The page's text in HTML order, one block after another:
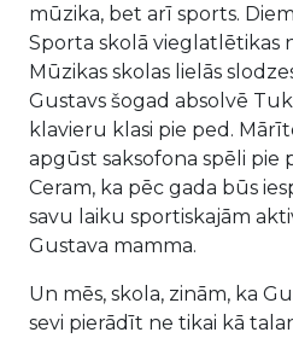
mūzika, bet arī sports.
Sporta skolā vieglatlētikas
Mūzikas skolas lielās
Gustavs šogad absolvē
klavieru klasi pie ped.
apgūst saksofona spēli pie
Ceram, ka pēc gada būs
savu laiku sportiskajām
Gustava mamma.
Un mēs, skola, zinām, ka
sevi pierādīt ne tikai kā